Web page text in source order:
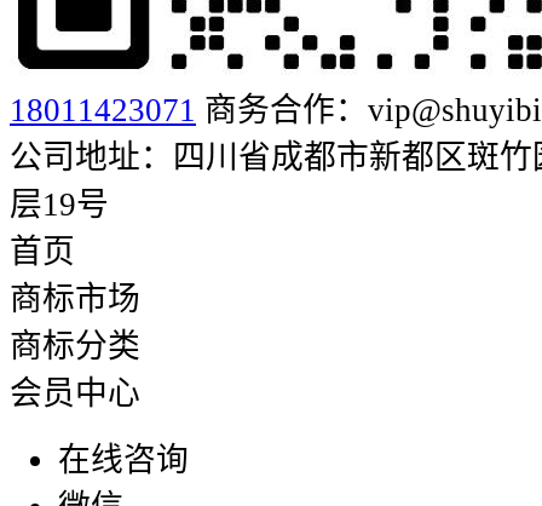
18011423071 商务合作：
公司地址：四川省成都市新都区斑
层19号
首页
商标市场
商标分类
会员中心
在线咨询